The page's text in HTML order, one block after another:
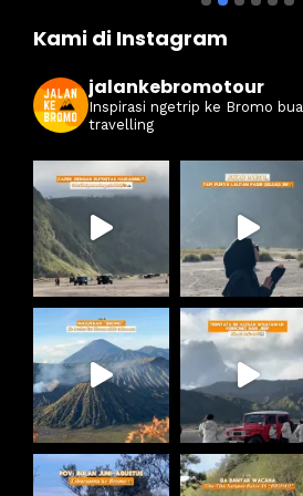
Kami di Instagram
jalankebromotour
Inspirasi ngetrip ke Bromo
travelling